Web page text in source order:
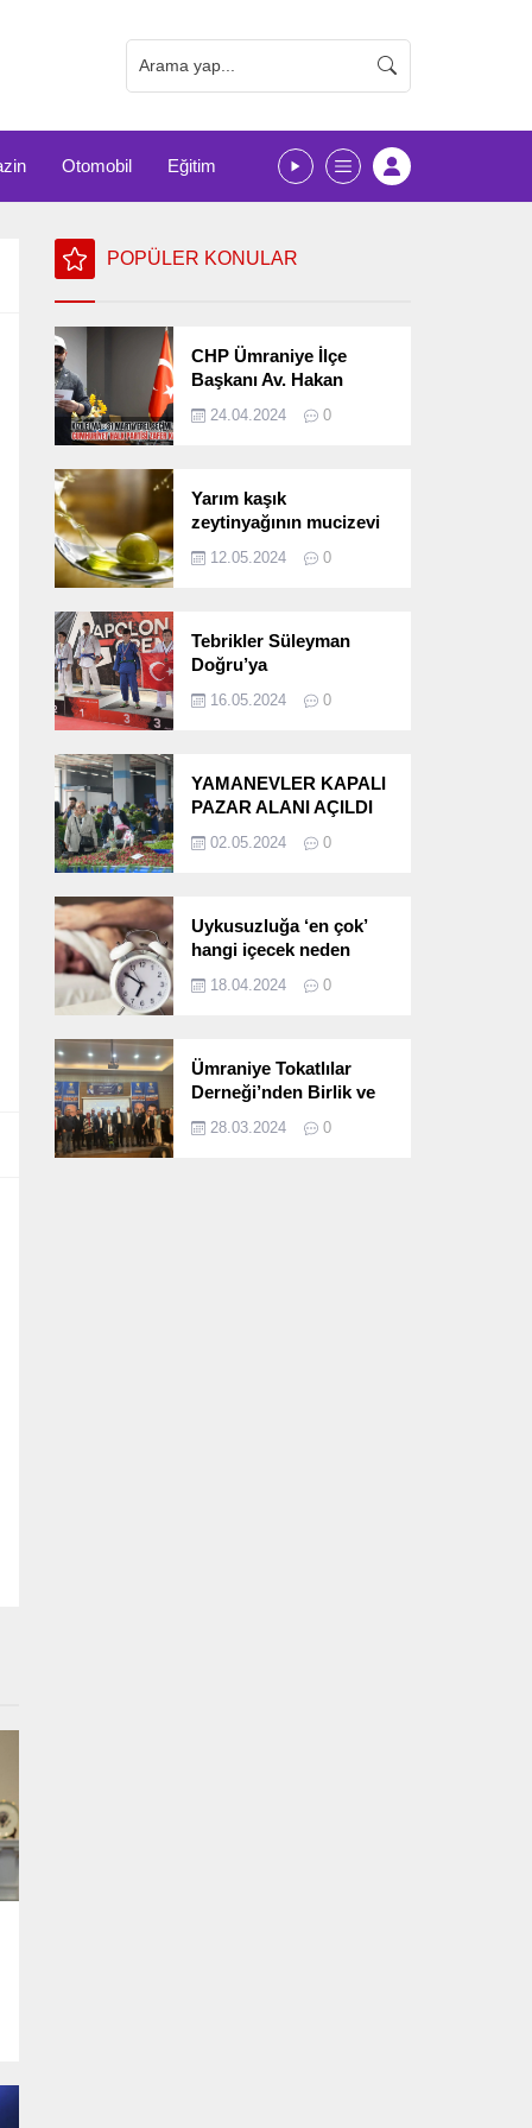
Otomobil Eğitim
POPÜLER KONULAR
CHP Ümraniye İlçe
Başkanı Av. Hakan
Seçimlerini
24.04.2024 0
Yarım kaşık
zeytinyağının mucizevi
12.05.2024 0
Tebrikler Süleyman
Doğru’ya
16.05.2024 0
YAMANEVLER KAPALI
PAZAR ALANI AÇILDI
02.05.2024 0
Uykusuzluğa ‘en çok’
hangi içecek neden
18.04.2024 0
Ümraniye Tokatlılar
Derneği’nden Birlik ve
Programı
28.03.2024 0